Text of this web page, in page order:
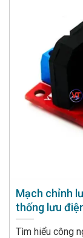
Mạch chỉnh
thống lưu
Tìm hiểu công